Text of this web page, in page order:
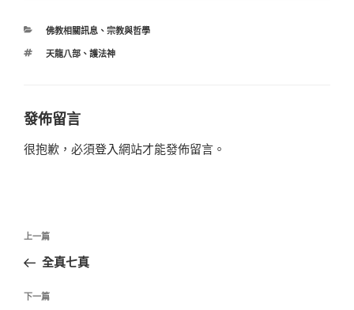
分
佛教相關訊息、 宗教與哲學
標
天龍八部、 護法神
發佈留言
很抱歉，必須登入網站才能發佈留言。
文
導
覽
上
一
文
上一篇
全真七真
下
下一篇